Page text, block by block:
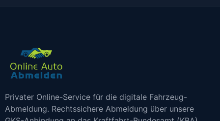
Privater Online-Service für die digitale Fahrzeug-
Abmeldung. Rechtssichere Abmeldung über unsere